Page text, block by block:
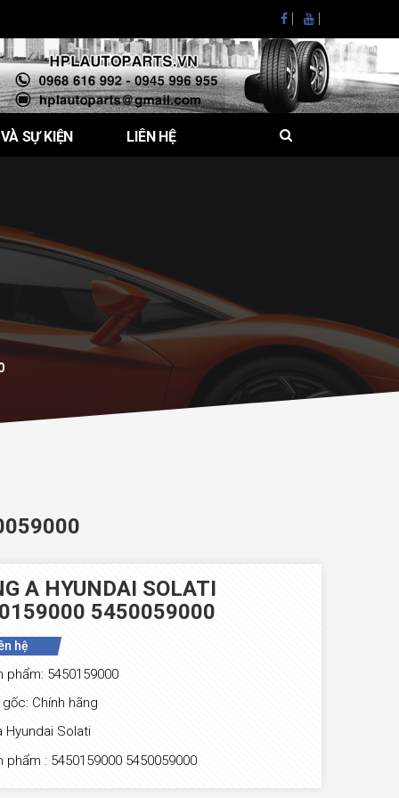
SỰ KIỆN LIÊN HỆ
A HYUNDAI SOLATI
5450059000
hệ
phẩm: 5450159000
Chính hãng
Hyundai Solati
phẩm : 5450159000 5450059000